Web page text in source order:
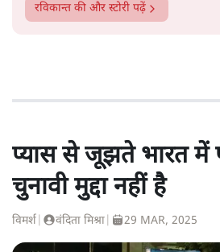
रविकान्त की और स्टोरी पढ़ें
प्यास से जूझते भारत में
चुनावी मुद्दा नहीं है
विमर्श वंदिता मिश्रा 29 MAR, 2025